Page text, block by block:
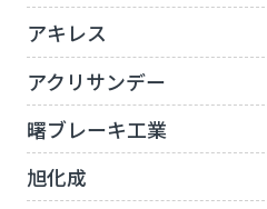
アキレス
アクリサンデー
曙ブレーキ工業
旭化成